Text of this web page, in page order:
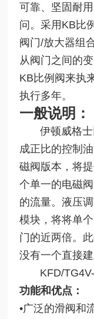
可靠、坚固耐
问。采用KB比
阀门/放大器组
从阀门之间的
KB比例阀来执
执行多年。
一般说明：
伊顿威格士
成正比的控制
磁阀版本，将
个单一的电磁
的流量。液压
模块，将将单
门的近两倍。
没有一个直接
KFD/TG4V-5
功能和优点：
•广泛的滑阀和